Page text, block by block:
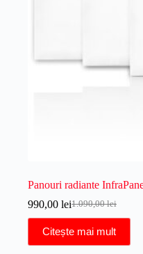
Panouri radiante
1.090,00lei
Prețul
inițial
a
fost:
990,00 leiPrețul
curent
este:
990,00 lei.
Citește mai mult